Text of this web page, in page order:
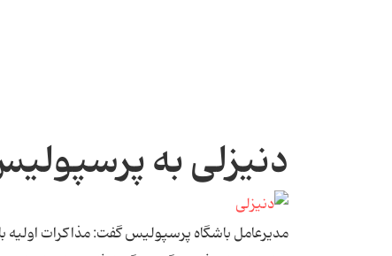
دنیزلی به
مدیرعامل باشگاه پرسپولیس گفت:‌ مذاكرات اولیه